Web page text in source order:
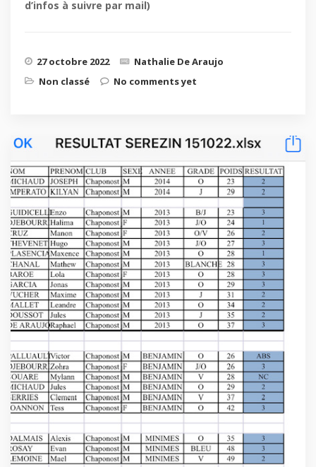
d’infos à suivre par mail)
27 octobre 2022
Nathalie De Araujo
Non classé
No comments yet